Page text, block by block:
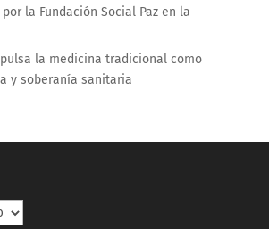
por la Fundación Social Paz en la
la medicina tradicional como
y soberanía sanitaria